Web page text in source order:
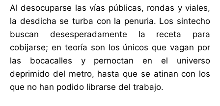
Al desocuparse las vías públicas, rondas y viales,
la desdicha se turba con la penuria. Los sintecho
buscan desesperadamente la receta para
cobijarse; en teoría son los únicos que vagan por
las bocacalles y pernoctan en el universo
deprimido del metro, hasta que se atinan con los
que no han podido librarse del trabajo.